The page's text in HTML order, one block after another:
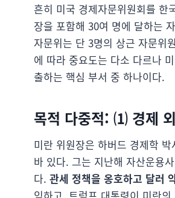
흔히 미국 경제자문위원회를 한
장을 포함해 30여 명에 달하는
자문위는 단 3명의 상근 자문위
에 따라 중요도는 다소 다르나
출하는 핵심 부서 중 하나이다.
목적 다중적: ⑴ 경제
미란 위원장은 하버드 경제학 박
바 있다. 그는 지난해 자산운용
다. 관세 정책을 옹호하고 달러